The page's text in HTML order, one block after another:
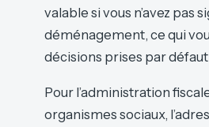
valable si vous n’avez pas
déménagement, ce qui
décisions prises par
Pour l’administration
organismes sociaux,